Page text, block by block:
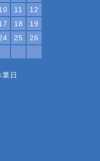
11
12
18
19
25
26
業日